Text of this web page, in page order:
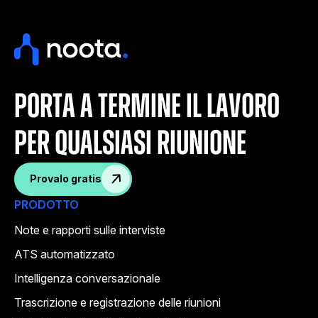
porta a termine il lavoro
per qualsiasi riunione
Provalo gratis
PRODOTTO
Note e rapporti sulle interviste
ATS automatizzato
Intelligenza conversazionale
Trascrizione e registrazione delle riunioni